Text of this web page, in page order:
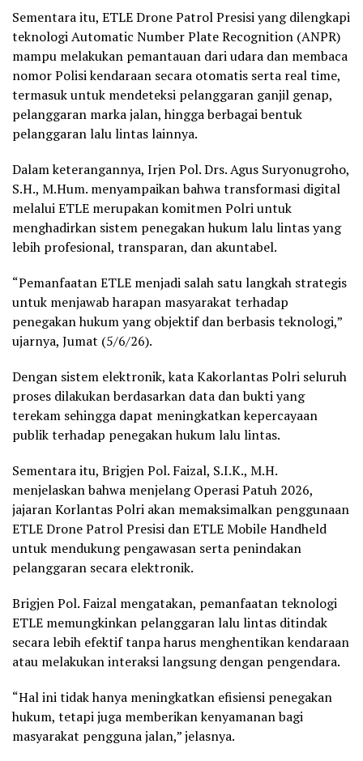
Sementara itu, ETLE Drone Patrol Presisi yang dilengkapi
teknologi Automatic Number Plate Recognition (ANPR)
mampu melakukan pemantauan dari udara dan membaca
nomor Polisi kendaraan secara otomatis serta real time,
termasuk untuk mendeteksi pelanggaran ganjil genap,
pelanggaran marka jalan, hingga berbagai bentuk
pelanggaran lalu lintas lainnya.
Dalam keterangannya, Irjen Pol. Drs. Agus Suryonugroho,
S.H., M.Hum. menyampaikan bahwa transformasi digital
melalui ETLE merupakan komitmen Polri untuk
menghadirkan sistem penegakan hukum lalu lintas yang
lebih profesional, transparan, dan akuntabel.
“Pemanfaatan ETLE menjadi salah satu langkah strategis
untuk menjawab harapan masyarakat terhadap
penegakan hukum yang objektif dan berbasis teknologi,”
ujarnya, Jumat (5/6/26).
Dengan sistem elektronik, kata Kakorlantas Polri seluruh
proses dilakukan berdasarkan data dan bukti yang
terekam sehingga dapat meningkatkan kepercayaan
publik terhadap penegakan hukum lalu lintas.
Sementara itu, Brigjen Pol. Faizal, S.I.K., M.H.
menjelaskan bahwa menjelang Operasi Patuh 2026,
jajaran Korlantas Polri akan memaksimalkan penggunaan
ETLE Drone Patrol Presisi dan ETLE Mobile Handheld
untuk mendukung pengawasan serta penindakan
pelanggaran secara elektronik.
Brigjen Pol. Faizal mengatakan, pemanfaatan teknologi
ETLE memungkinkan pelanggaran lalu lintas ditindak
secara lebih efektif tanpa harus menghentikan kendaraan
atau melakukan interaksi langsung dengan pengendara.
“Hal ini tidak hanya meningkatkan efisiensi penegakan
hukum, tetapi juga memberikan kenyamanan bagi
masyarakat pengguna jalan,” jelasnya.